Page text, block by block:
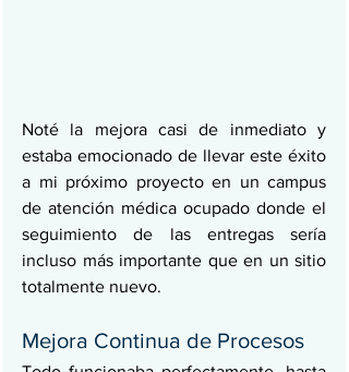
Noté la mejora casi de inmediato y
estaba emocionado de llevar este éxito
a mi próximo proyecto en un campus
de atención médica ocupado donde el
seguimiento de las entregas sería
incluso más importante que en un sitio
totalmente nuevo.
Mejora Continua de Procesos